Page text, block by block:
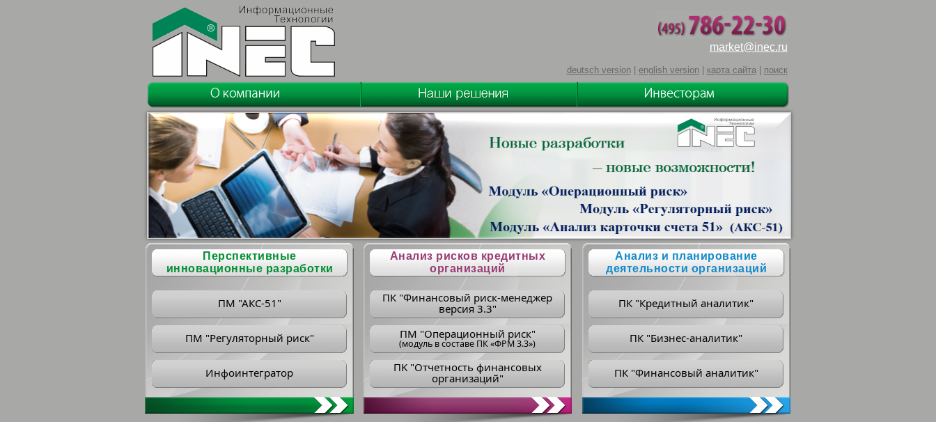
market@inec.ru
deutsch version| english version| карта сайта| поиск
Перспективные
инновационные разработки
ПМ "АКС-51"
ПМ "Регуляторный риск"
Инфоинтегратор
Анализ рисков кредитных
организаций
ПК "Финансовый риск-менеджер
версия 3.3"
ПM "Операционный риск"
(модуль в составе ПК «ФРМ 3.3»)
ПK "Отчетность финансовых
организаций"
Анализ и планирование
деятельности организаций
ПК "Кредитный аналитик"
ПК "Бизнес-аналитик"
ПК "Финансовый аналитик"